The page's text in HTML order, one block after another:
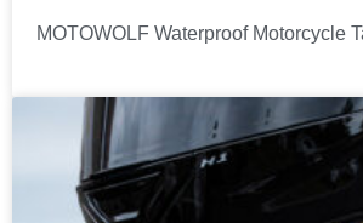
MOTOWOLF Waterproof Motorcycle